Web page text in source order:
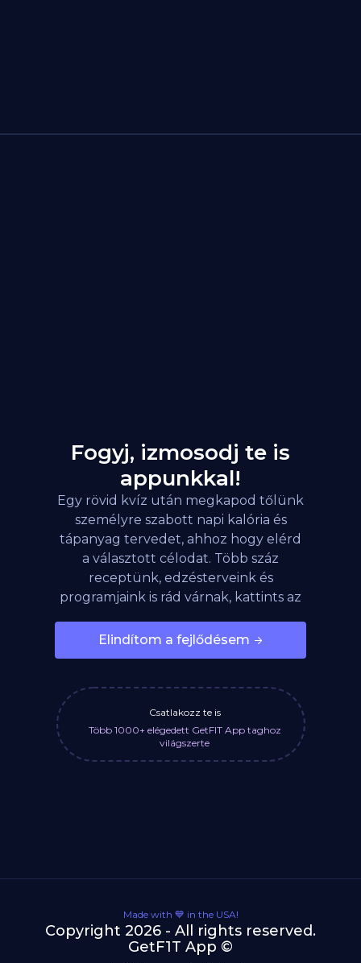
Fogyj, izmosodj te is
appunkkal!
Egy rövid kvíz után megkapod tőlünk
személyre szabott napi kalória és
tápanyag tervedet, ahhoz hogy elérd
a választott célodat. Több száz
receptünk, edzésterveink és
programjaink is rád várnak, kattints az
Elindítom a fejlődésem
Csatlakozz te is
Több 1000+ elégedett GetFIT App taghoz
világszerte
Made with 💙 in the USA!
Copyright 2026 - All rights reserved.
GetF1T App ©